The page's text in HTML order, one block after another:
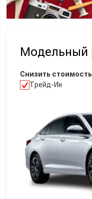
Модельный
Снизить
Трейд-Ин